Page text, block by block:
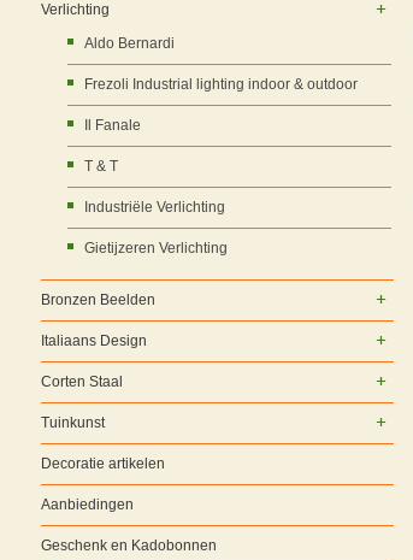
Verlichting
Aldo Bernardi
Frezoli Industrial lighting indoor & outdoor
Il Fanale
T & T
Industriële Verlichting
Gietijzeren Verlichting
Bronzen Beelden
Italiaans Design
Corten Staal
Tuinkunst
Decoratie artikelen
Aanbiedingen
Geschenk en Kadobonnen